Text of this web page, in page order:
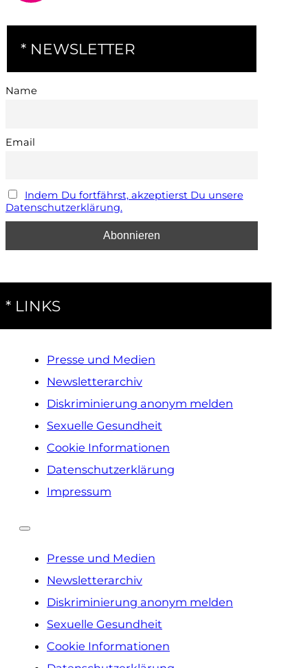
* NEWSLETTER
Name
Email
Indem Du fortfährst, akzeptierst Du unsere
Datenschutzerklärung.
* LINKS
Presse und Medien
Newsletterarchiv
Diskriminierung anonym melden
Sexuelle Gesundheit
Cookie Informationen
Datenschutzerklärung
Impressum
Presse und Medien
Newsletterarchiv
Diskriminierung anonym melden
Sexuelle Gesundheit
Cookie Informationen